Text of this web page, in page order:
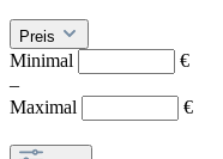
Preis
Minimal
€
–
Maximal
€